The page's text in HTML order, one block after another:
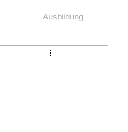
Ausbildung